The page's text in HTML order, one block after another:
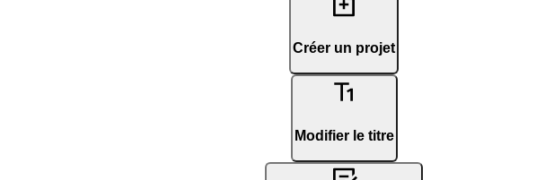
Créer un projet
Modifier le titre